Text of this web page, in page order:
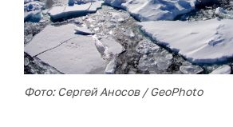
Фото: Сергей Аносов / GeoPhoto